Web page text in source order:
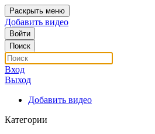
Раскрыть меню
Добавить видео
Войти
Поиск
Вход
Выход
Добавить видео
Категории